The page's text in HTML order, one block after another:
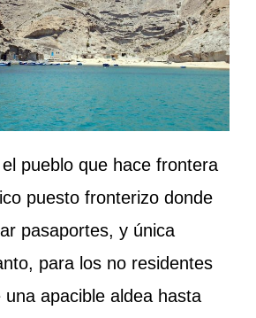
pueblo que hace frontera
puesto fronterizo donde
pasaportes, y única
para los no residentes
una apacible aldea hasta